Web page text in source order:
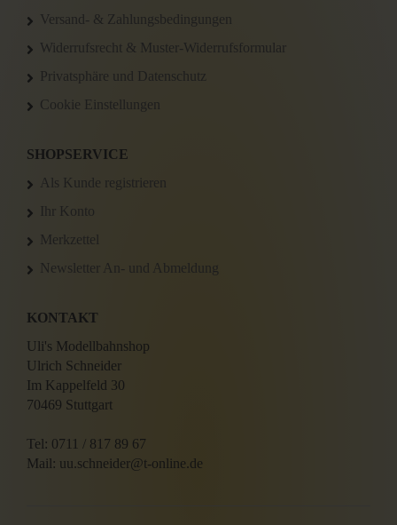
Versand- & Zahlungsbedingungen
Widerrufsrecht & Muster-Widerrufsformular
Privatsphäre und Datenschutz
Cookie Einstellungen
SHOPSERVICE
Als Kunde registrieren
Ihr Konto
Merkzettel
Newsletter An- und Abmeldung
KONTAKT
Uli's Modellbahnshop
Ulrich Schneider
Im Kappelfeld 30
70469 Stuttgart
Tel: 0711 / 817 89 67
Mail: uu.schneider@t-online.de